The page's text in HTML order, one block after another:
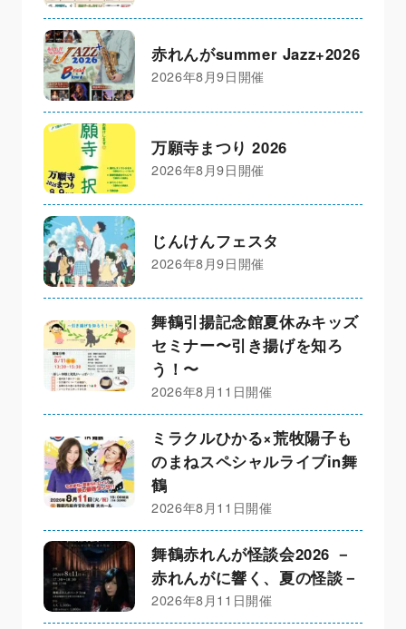
赤れんがsummer Jazz+2026
2026年8月9日開催
万願寺まつり 2026
2026年8月9日開催
じんけんフェスタ
2026年8月9日開催
舞鶴引揚記念館夏休みキッズ
セミナー〜引き揚げを知ろ
う！〜
2026年8月11日開催
ミラクルひかる×荒牧陽子も
のまねスペシャルライブin舞
鶴
2026年8月11日開催
舞鶴赤れんが怪談会2026 －
赤れんがに響く、夏の怪談－
2026年8月11日開催